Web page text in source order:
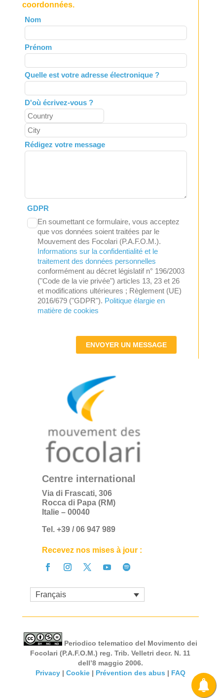
coordonnées.
Leave
this
field
blank
Nom
Prénom
Quelle est votre adresse électronique ?
D'où écrivez-vous ?
Rédigez votre message
GDPR
En soumettant ce formulaire, vous acceptez
que vos données soient traitées par le
Mouvement des Focolari (P.A.F.O.M.).
Informations sur la confidentialité et le
traitement des données personnelles
conformément au décret législatif n° 196/2003
("Code de la vie privée") articles 13, 23 et 26
et modifications ultérieures ; Règlement (UE)
2016/679 ("GDPR"). Politique élargie en
matière de cookies
ENVOYER UN MESSAGE
Centre international
Via di Frascati, 306
Rocca di Papa (RM)
Italie – 00040
Tel. +39 / 06 947 989
Recevez nos mises à jour :
Français
Periodico telematico del Movimento dei
Focolari (P.A.F.O.M.) reg. Trib. Velletri decr. N. 11
dell’8 maggio 2006.
Privacy| Cookie| Prévention des abus | FAQ